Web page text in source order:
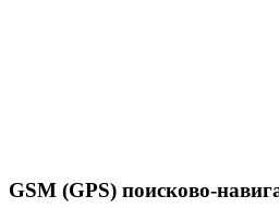
GSM (GPS) поисково-